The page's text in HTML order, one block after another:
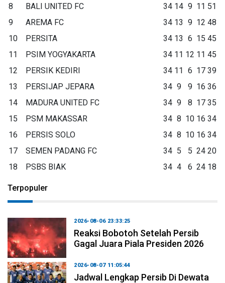
8
BALI UNITED FC 34 14 9 11 51
9
AREMA FC 34 13 9 12 48
10
PERSITA 34 13 6 15 45
11
PSIM YOGYAKARTA 34 11 12 11 45
12
PERSIK KEDIRI 34 11 6 17 39
13
PERSIJAP JEPARA 34 9 9 16 36
14
MADURA UNITED FC 34 9 8 17 35
15
PSM MAKASSAR 34 8 10 16 34
16
PERSIS SOLO 34 8 10 16 34
17
SEMEN PADANG FC 34 5 5 24 20
18
PSBS BIAK 34 4 6 24 18
Terpopuler
2026-08-06 23:33:25
Reaksi Bobotoh Setelah Persib
Gagal Juara Piala Presiden 2026
2026-08-07 11:05:44
Jadwal Lengkap Persib Di Dewata